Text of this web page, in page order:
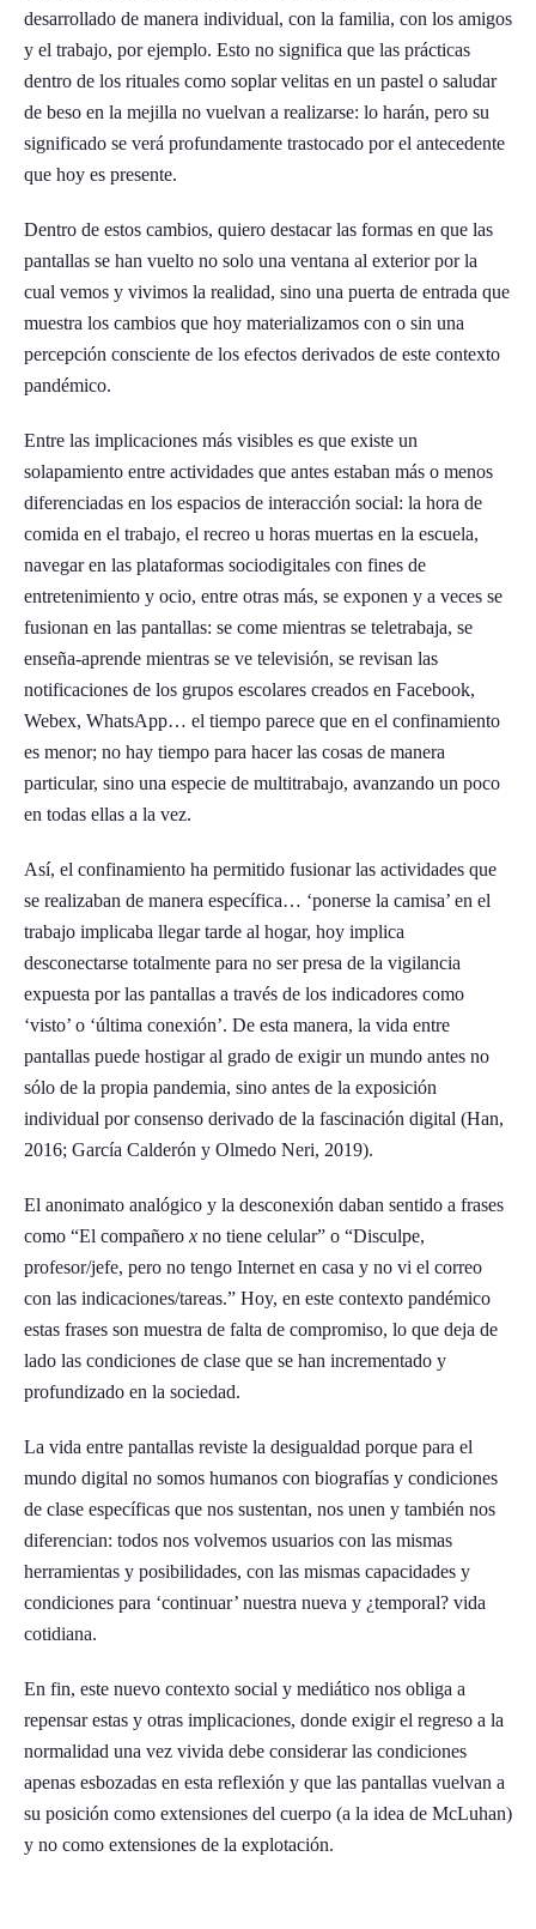
desarrollado de manera individual, con la familia, con los amigos
y el trabajo, por ejemplo. Esto no significa que las prácticas
dentro de los rituales como soplar velitas en un pastel o saludar
de beso en la mejilla no vuelvan a realizarse: lo harán, pero su
significado se verá profundamente trastocado por el antecedente
que hoy es presente.
Dentro de estos cambios, quiero destacar las formas en que las
pantallas se han vuelto no solo una ventana al exterior por la
cual vemos y vivimos la realidad, sino una puerta de entrada que
muestra los cambios que hoy materializamos con o sin una
percepción consciente de los efectos derivados de este contexto
pandémico.
Entre las implicaciones más visibles es que existe un
solapamiento entre actividades que antes estaban más o menos
diferenciadas en los espacios de interacción social: la hora de
comida en el trabajo, el recreo u horas muertas en la escuela,
navegar en las plataformas sociodigitales con fines de
entretenimiento y ocio, entre otras más, se exponen y a veces se
fusionan en las pantallas: se come mientras se teletrabaja, se
enseña-aprende mientras se ve televisión, se revisan las
notificaciones de los grupos escolares creados en Facebook,
Webex, WhatsApp… el tiempo parece que en el confinamiento
es menor; no hay tiempo para hacer las cosas de manera
particular, sino una especie de multitrabajo, avanzando un poco
en todas ellas a la vez.
Así, el confinamiento ha permitido fusionar las actividades que
se realizaban de manera específica… ‘ponerse la camisa’ en el
trabajo implicaba llegar tarde al hogar, hoy implica
desconectarse totalmente para no ser presa de la vigilancia
expuesta por las pantallas a través de los indicadores como
‘visto’ o ‘última conexión’. De esta manera, la vida entre
pantallas puede hostigar al grado de exigir un mundo antes no
sólo de la propia pandemia, sino antes de la exposición
individual por consenso derivado de la fascinación digital (Han,
2016; García Calderón y Olmedo Neri, 2019).
El anonimato analógico y la desconexión daban sentido a frases
como “El compañero x no tiene celular” o “Disculpe,
profesor/jefe, pero no tengo Internet en casa y no vi el correo
con las indicaciones/tareas.” Hoy, en este contexto pandémico
estas frases son muestra de falta de compromiso, lo que deja de
lado las condiciones de clase que se han incrementado y
profundizado en la sociedad.
La vida entre pantallas reviste la desigualdad porque para el
mundo digital no somos humanos con biografías y condiciones
de clase específicas que nos sustentan, nos unen y también nos
diferencian: todos nos volvemos usuarios con las mismas
herramientas y posibilidades, con las mismas capacidades y
condiciones para ‘continuar’ nuestra nueva y ¿temporal? vida
cotidiana.
En fin, este nuevo contexto social y mediático nos obliga a
repensar estas y otras implicaciones, donde exigir el regreso a la
normalidad una vez vivida debe considerar las condiciones
apenas esbozadas en esta reflexión y que las pantallas vuelvan a
su posición como extensiones del cuerpo (a la idea de McLuhan)
y no como extensiones de la explotación.